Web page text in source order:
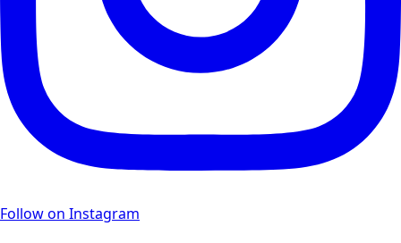
Follow on Instagram